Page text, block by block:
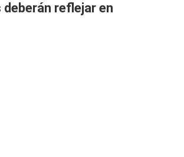
reflejar en